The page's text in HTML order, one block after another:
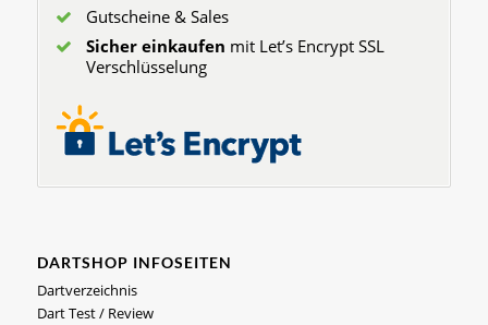
Gutscheine & Sales
Sicher einkaufen mit Let’s Encrypt SSL
Verschlüsselung
DARTSHOP INFOSEITEN
Dartverzeichnis
Dart Test / Review